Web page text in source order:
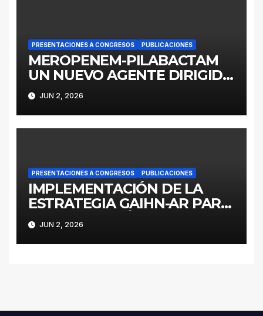
PRESENTACIONES A CONGRESOS PUBLICACIONES
MEROPENEM-PILABACTAM
UN NUEVO AGENTE DIRIGIDO
A ENTEROBACTERALES
PRODUCTORES DE
SERINOCARBAPENEMASAS
JUN 2, 2026
PRESENTACIONES A CONGRESOS PUBLICACIONES
IMPLEMENTACIÓN DE LA
ESTRATEGIA GAIHN-AR PARA
LA CONTENCIÓN DE
ENTEROBACTERALES
PRODUCTORES DE
ARGENTINA
JUN 2, 2026